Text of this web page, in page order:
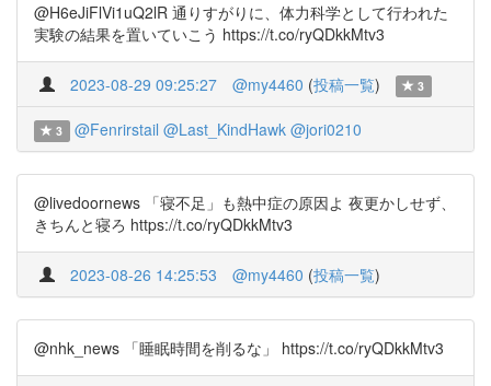
@H6eJiFlVi1uQ2lR 通りすがりに、体力科学として行われた
実験の結果を置いていこう https://t.co/ryQDkkMtv3
2023-08-29 09:25:27 @my4460 (投稿一覧) 3
3 @Fenrirstail @Last_KindHawk @jori0210
@livedoornews 「寝不足」も熱中症の原因よ 夜更かしせず、
きちんと寝ろ https://t.co/ryQDkkMtv3
2023-08-26 14:25:53 @my4460 (投稿一覧)
@nhk_news 「睡眠時間を削るな」 https://t.co/ryQDkkMtv3